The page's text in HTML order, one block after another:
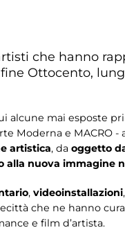
che hanno
Ottocento,
alcune mai esposte
Moderna e MACRO
artistica, da oggetto
alla nuova immagine
, videoinstallazioni
che ne hanno
e film d’artista.